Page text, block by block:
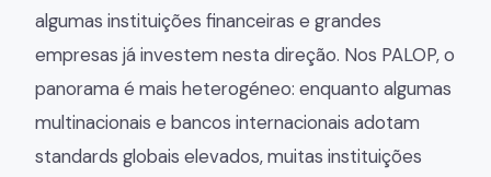
algumas instituições financeiras e grandes
empresas já investem nesta direção. Nos PALOP, o
panorama é mais heterogéneo: enquanto algumas
multinacionais e bancos internacionais adotam
standards globais elevados, muitas instituições